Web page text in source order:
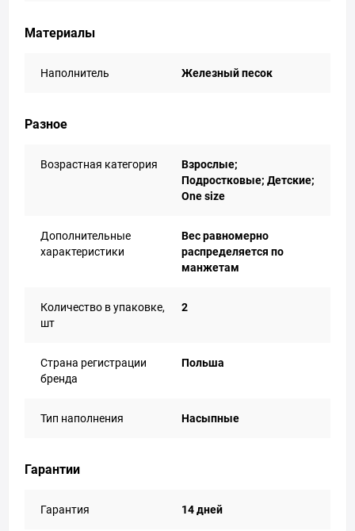
Материалы
Наполнитель Железный песок
Разное
Возрастная категория
Взрослые;
Подростковые; Детские;
One size
Дополнительные
характеристики
Вес равномерно
распределяется по
манжетам
Количество в упаковке,
шт
2
Страна регистрации
бренда
Польша
Тип наполнения Насыпные
Гарантии
Гарантия 14 дней